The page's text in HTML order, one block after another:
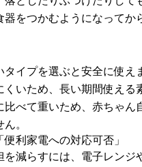
器をつかむようになってか
タイプを選ぶと安全に使え
くいため、長い期間使える
比べて重いため、赤ちゃん
。
利家電への対応可否」
を減らすには、電子レンジ